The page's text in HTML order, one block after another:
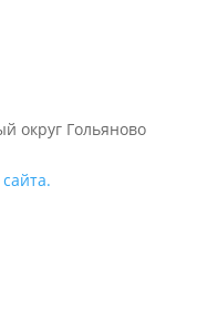
округ Гольяново